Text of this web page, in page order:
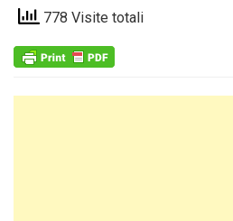
778 Visite totali